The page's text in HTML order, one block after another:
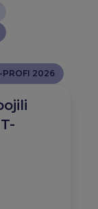
PROFI 2026